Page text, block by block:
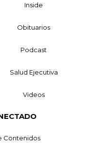
Inside
Obituarios
Podcast
Salud Ejecutiva
Videos
Contenidos